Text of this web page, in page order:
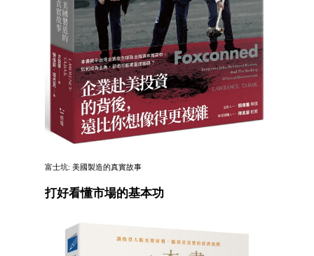
富士坑: 美國製造的真實故事
打好看懂市場的基本功